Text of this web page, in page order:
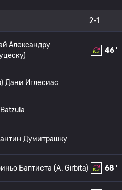
2-1
46 '
Александру
Дани Иглесиас
Думитрашку
68 '
(A. Girbita)
Баптиста